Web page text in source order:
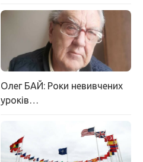
Олег БАЙ: Роки невивчених
уроків…